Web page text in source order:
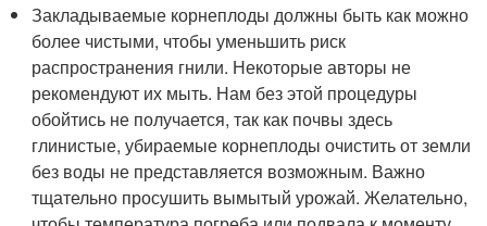
Закладываемые корнеплоды должны быть как можно
более чистыми, чтобы уменьшить риск
распространения гнили. Некоторые авторы не
рекомендуют их мыть. Нам без этой процедуры
обойтись не получается, так как почвы здесь
глинистые, убираемые корнеплоды очистить от земли
без воды не представляется возможным. Важно
тщательно просушить вымытый урожай. Желательно,